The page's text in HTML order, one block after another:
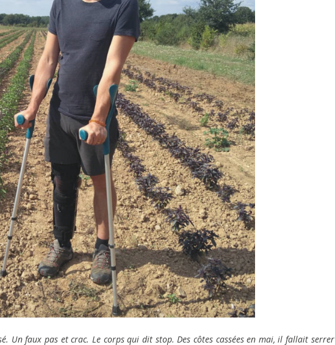
Un faux pas et crac. Le corps qui dit stop. Des côtes cassées en mai, il fallait serrer